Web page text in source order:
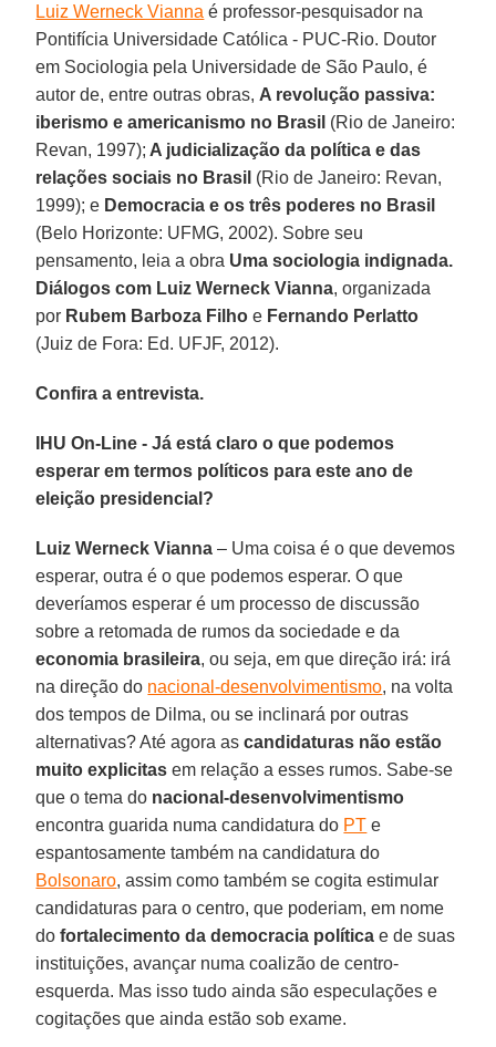
Luiz Werneck Vianna é professor-pesquisador na
Pontifícia Universidade Católica - PUC-Rio. Doutor
em Sociologia pela Universidade de São Paulo, é
autor de, entre outras obras, A revolução passiva:
iberismo e americanismo no Brasil (Rio de Janeiro:
Revan, 1997); A judicialização da política e das
relações sociais no Brasil (Rio de Janeiro: Revan,
1999); e Democracia e os três poderes no Brasil
(Belo Horizonte: UFMG, 2002). Sobre seu
pensamento, leia a obra Uma sociologia indignada.
Diálogos com Luiz Werneck Vianna, organizada
por Rubem Barboza Filho e Fernando Perlatto
(Juiz de Fora: Ed. UFJF, 2012).
Confira a entrevista.
IHU On-Line - Já está claro o que podemos
esperar em termos políticos para este ano de
eleição presidencial?
Luiz Werneck Vianna – Uma coisa é o que devemos
esperar, outra é o que podemos esperar. O que
deveríamos esperar é um processo de discussão
sobre a retomada de rumos da sociedade e da
economia brasileira, ou seja, em que direção irá: irá
na direção do nacional-desenvolvimentismo, na volta
dos tempos de Dilma, ou se inclinará por outras
alternativas? Até agora ascandidaturas não estão
muito explicitas em relação a esses rumos. Sabe-se
que o tema do nacional-desenvolvimentismo
encontra guarida numa candidatura do PT e
espantosamente também na candidatura do
Bolsonaro, assim como também se cogita estimular
candidaturas para o centro, que poderiam, em nome
dofortalecimento da democracia política e de suas
instituições, avançar numa coalizão de centro-
esquerda. Mas isso tudo ainda são especulações e
cogitações que ainda estão sob exame.